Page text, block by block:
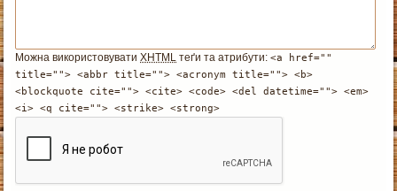
Можна використовуватиXHTML теґи та атрибути:<a href=""
title=""> <abbr title=""> <acronym title=""> <b>
<blockquote cite=""> <cite> <code> <del datetime=""> <em>
<i> <q cite=""> <strike> <strong>